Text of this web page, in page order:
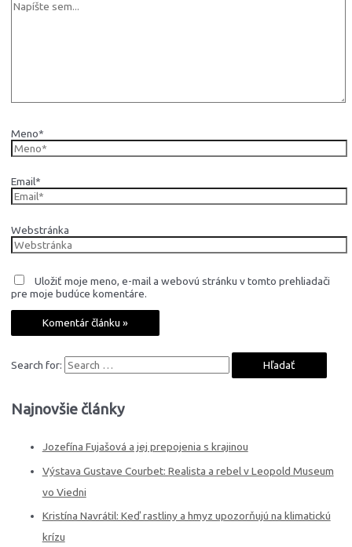
Meno*
Email*
Webstránka
Uložiť moje meno, e-mail a webovú stránku v tomto prehliadači
pre moje budúce komentáre.
Search for:
Najnovšie články
Jozefína Fujašová a jej prepojenia s krajinou
Výstava Gustave Courbet: Realista a rebel v Leopold Museum
vo Viedni
Kristína Navrátil: Keď rastliny a hmyz upozorňujú na klimatickú
krízu